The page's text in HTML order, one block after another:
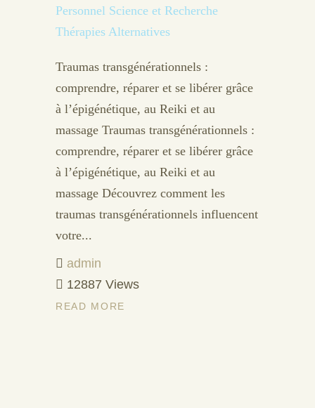
Personnel Science et Recherche
Thérapies Alternatives
Traumas transgénérationnels :
comprendre, réparer et se libérer grâce
à l’épigénétique, au Reiki et au
massage Traumas transgénérationnels :
comprendre, réparer et se libérer grâce
à l’épigénétique, au Reiki et au
massage Découvrez comment les
traumas transgénérationnels influencent
votre...
admin
12887 Views
READ MORE